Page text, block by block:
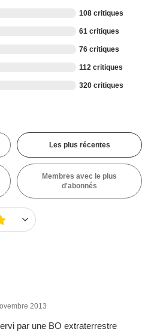
108 critiques
61 critiques
76 critiques
112 critiques
320 critiques
Les plus récentes
Membres avec le plus
d'abonnés
2013
par une BO extraterrestre